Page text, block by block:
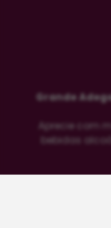
Grande
Aprecie com
bebidas